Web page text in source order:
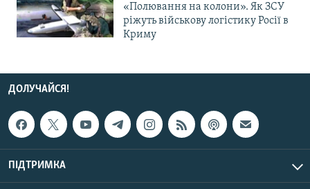
«Полювання на колони». Як ЗСУ
ріжуть військову логістику Росії в
Криму
ДОЛУЧАЙСЯ!
ПІДТРИМКА